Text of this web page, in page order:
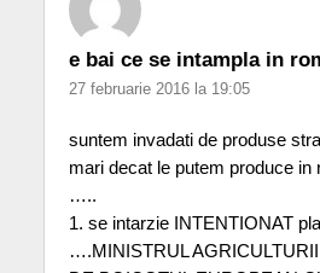
e bai ce se intampla in
27 februarie 2016 la 19:05
suntem invadati de produse
mari decat le putem produce in
…..
1. se intarzie INTENTIONAT
….MINISTRUL